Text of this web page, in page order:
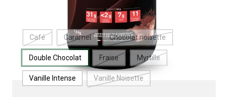
Café Caramel Chocolat noisette
Double Chocolat Fraise Myrtille
Vanille Intense Vanille Noisette